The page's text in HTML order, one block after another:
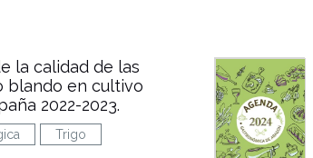
la calidad de las
blando en cultivo
2022-2023.
Trigo